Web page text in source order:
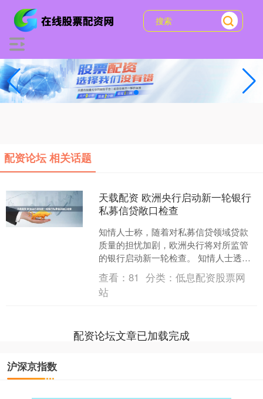
配资论坛 相关话题
天载配资 欧洲央行启动新一轮银行
私募信贷敞口检查
知情人士称，随着对私募信贷领域贷款
质量的担忧加剧，欧洲央行将对所监管
的银行启动新一轮检查。 知情人士透
露，欧洲央行计划要求银行提供其与直
接放贷机构往来的详细情况....
查看：81 分类：低息配资股票网
站
配资论坛文章已加载完成
沪深京指数